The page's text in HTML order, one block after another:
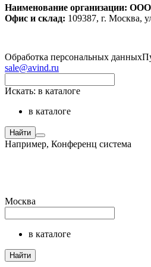
Наименование организации:
Офис и склад: 109387, г. Москва,
Обработка персональных данных
sale@avind.ru
Искать: в каталоге
в каталоге
Найти
Например, Конференц система
Москва
в каталоге
Найти